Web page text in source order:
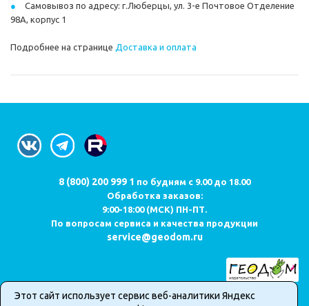
Самовывоз по адресу: г.Люберцы, ул. 3-е Почтовое Отделение
98А, корпус 1
Подробнее на странице Доставка и оплата
8 (800) 200 999 1 по будням с 9.00 до 18.00
Обработка заказов:
9:00-18:00 (МСК) ПН-ПТ.
По вопросам сервиса и качества продукции
service@geodom.ru
Этот сайт использует сервис веб-аналитики Яндекс